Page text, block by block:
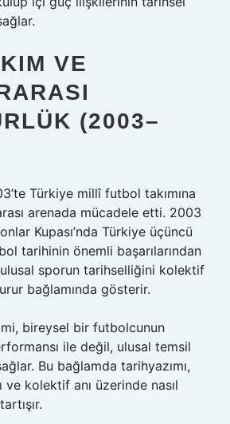
VE
(2003–
Türkiye millî futbol takımına
arenada mücadele etti. 2003
Kupası’nda Türkiye üçüncü
tarihinin önemli başarılarından
ulusal sporun tarihselliğini kolektif
bağlamında gösterir.
bireysel bir futbolcunun
ile değil, ulusal temsil
Bu bağlamda tarihyazımı,
ve kolektif anı üzerinde nasıl